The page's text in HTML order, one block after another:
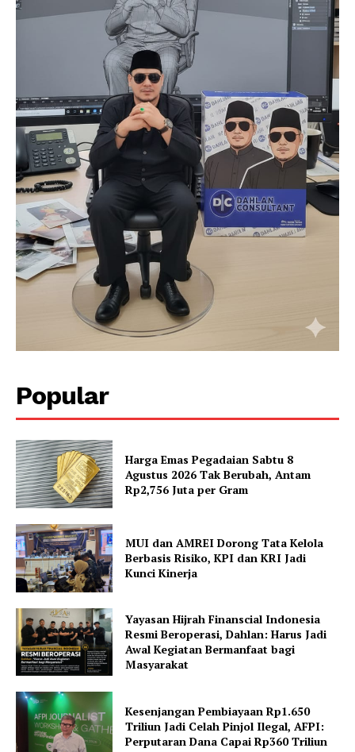
Popular
Harga Emas Pegadaian Sabtu 8
Agustus 2026 Tak Berubah, Antam
Rp2,756 Juta per Gram
MUI dan AMREI Dorong Tata Kelola
Berbasis Risiko, KPI dan KRI Jadi
Kunci Kinerja
Yayasan Hijrah Finanscial Indonesia
Resmi Beroperasi, Dahlan: Harus Jadi
Awal Kegiatan Bermanfaat bagi
Masyarakat
Kesenjangan Pembiayaan Rp1.650
Triliun Jadi Celah Pinjol Ilegal, AFPI:
Perputaran Dana Capai Rp360 Triliun